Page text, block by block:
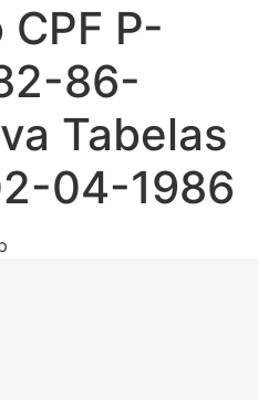
P-
86-
Tabelas
04-1986